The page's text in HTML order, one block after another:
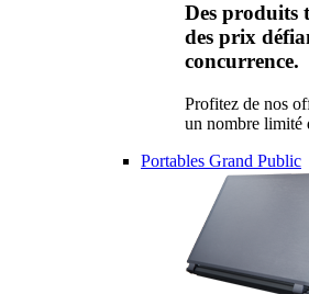
Des produits
des prix
concurrence.
Profitez de nos
un nombre limité
Portables Grand Public